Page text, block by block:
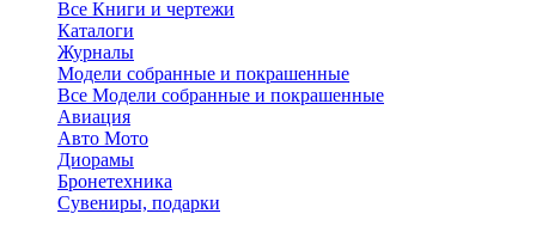
Все Книги и чертежи
Каталоги
Журналы
Модели собранные и покрашенные
Все Модели собранные и покрашенные
Авиация
Авто Мото
Диорамы
Бронетехника
Сувениры, подарки